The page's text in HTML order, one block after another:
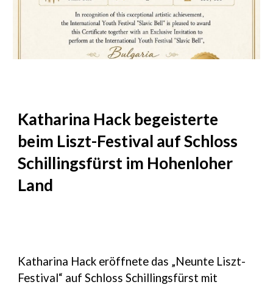
Katharina Hack begeisterte
beim Liszt-Festival auf Schloss
Schillingsfürst im Hohenloher
Land
Katharina Hack eröffnete das „Neunte Liszt-
Festival“ auf Schloss Schillingsfürst mit